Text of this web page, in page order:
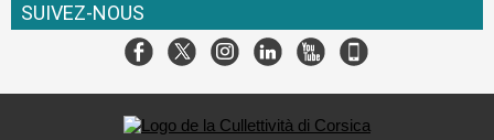
SUIVEZ-NOUS